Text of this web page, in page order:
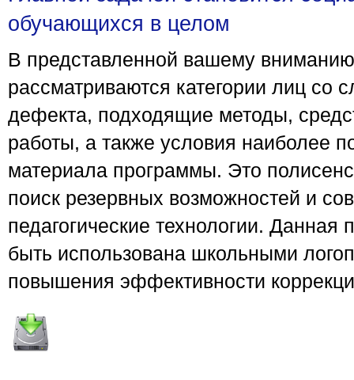
обучающихся в целом
В представленной вашему
рассматриваются категории лиц со
дефекта, подходящие методы,
работы, а также условия наиболее
материала программы. Это
поиск резервных возможностей и
педагогические технологии. Данная
быть использована школьными
повышения эффективности